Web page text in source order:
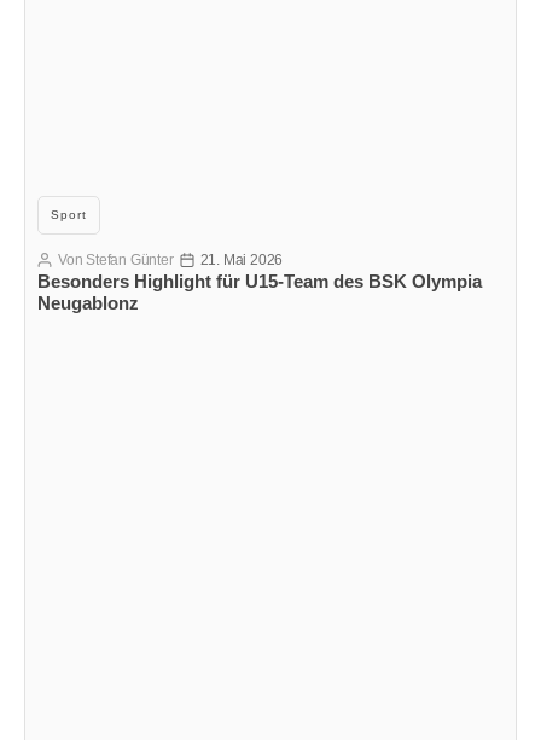
Kategorien
Sport
Besonders Highlight für U15-Team des BSK Olympia
Neugablonz
Beitragsautor
Von Stefan Günter Veröffentlichungsdatum
21. Mai 2026